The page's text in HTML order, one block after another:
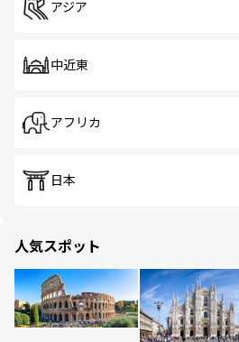
アジア
中近東
アフリカ
日本
人気スポット